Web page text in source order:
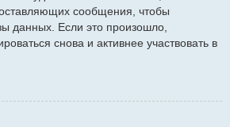
сообщения, чтобы
данных. Если это произошло,
снова и активнее участвовать в